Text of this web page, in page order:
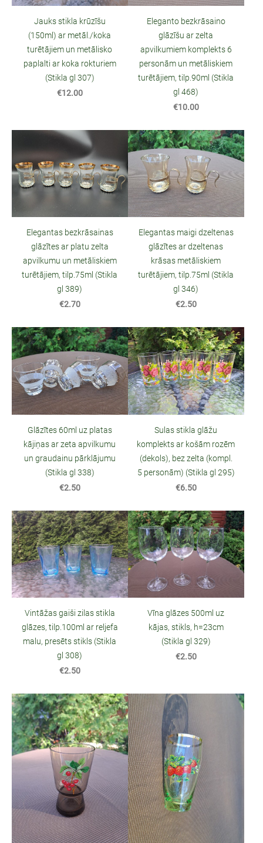
Jauks stikla krūzīšu
(150ml) ar metāl./koka
turētājiem un metālisko
paplalti ar koka rokturiem
(Stikla gl 307)
€12.00
Eleganto bezkrāsaino
glāzīšu ar zelta
apvilkumiem komplekts 6
personām un metāliskiem
turētājiem, tilp.90ml (Stikla
gl 468)
€10.00
Elegantas bezkrāsainas
glāzītes ar platu zelta
apvilkumu un metāliskiem
turētājiem, tilp.75ml (Stikla
gl 389)
€2.70
Elegantas maigi dzeltenas
glāzītes ar dzeltenas
krāsas metāliskiem
turētājiem, tilp.75ml (Stikla
gl 346)
€2.50
Glāzītes 60ml uz platas
kājiņas ar zeta apvilkumu
un graudainu pārklājumu
(Stikla gl 338)
€2.50
Sulas stikla glāžu
komplekts ar košām rozēm
(dekols), bez zelta (kompl.
5 personām) (Stikla gl 295)
€6.50
Vintāžas gaiši zilas stikla
glāzes, tilp.100ml ar reljefa
malu, presēts stikls (Stikla
gl 308)
€2.50
Vīna glāzes 500ml uz
kājas, stikls, h=23cm
(Stikla gl 329)
€2.50